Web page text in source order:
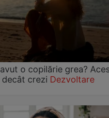
o copilărie grea?
decât crezi Dezvoltare